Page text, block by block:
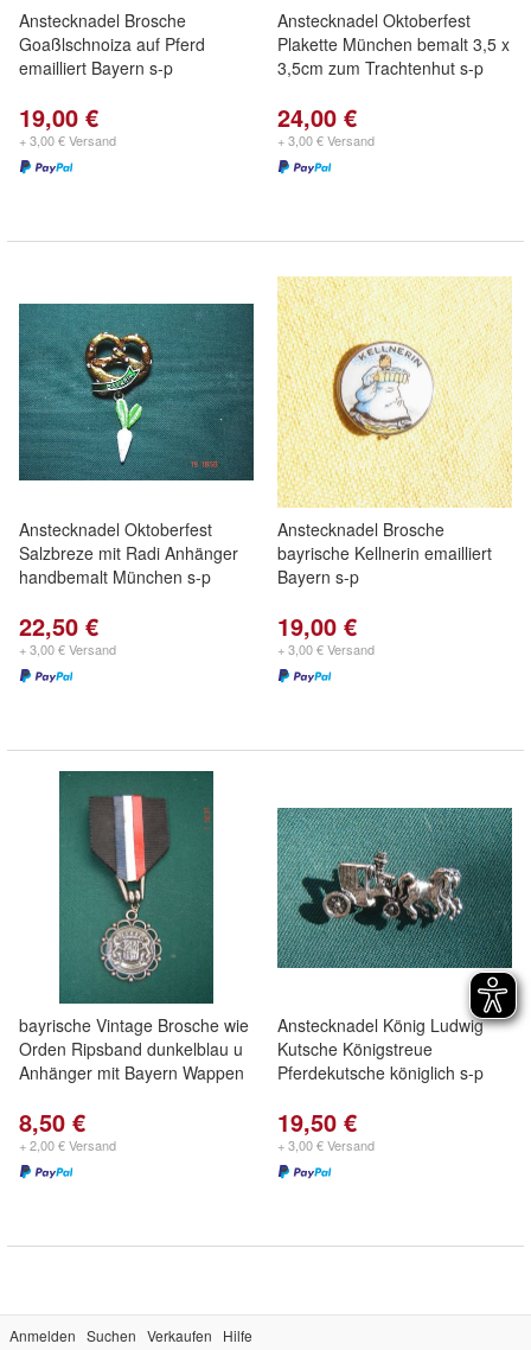
Anstecknadel Brosche
Goaßlschnoiza auf Pferd
emailliert Bayern s-p
19,00 €
+ 3,00 € Versand
Anstecknadel Oktoberfest
Plakette München bemalt 3,5 x
3,5cm zum Trachtenhut s-p
24,00 €
+ 3,00 € Versand
Anstecknadel Oktoberfest
Salzbreze mit Radi Anhänger
handbemalt München s-p
22,50 €
+ 3,00 € Versand
Anstecknadel Brosche
bayrische Kellnerin emailliert
Bayern s-p
19,00 €
+ 3,00 € Versand
bayrische Vintage Brosche wie
Orden Ripsband dunkelblau u
Anhänger mit Bayern Wappen
8,50 €
+ 2,00 € Versand
Anstecknadel König Ludwig
Kutsche Königstreue
Pferdekutsche königlich s-p
19,50 €
+ 3,00 € Versand
Anmelden Suchen Verkaufen
Hilfe